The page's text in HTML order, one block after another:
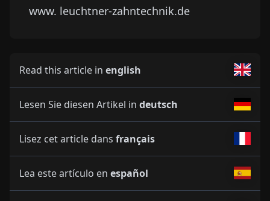
www. leuchtner-zahntechnik.de
Read this article in english
Lesen Sie diesen Artikel in deutsch
Lisez cet article dans français
Lea este artículo en español